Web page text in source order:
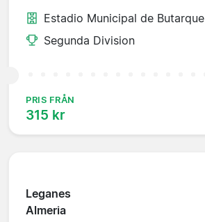
Estadio Municipal de Butarque
Segunda Division
PRIS FRÅN
315 kr
Leganes
Almeria